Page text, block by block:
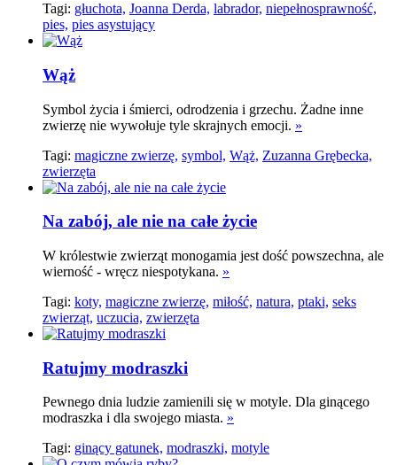
Tagi: głuchota, Joanna Derda, labrador, niepełnosprawność,
pies, pies asystujący
Wąż
Symbol życia i śmierci, odrodzenia i grzechu. Żadne inne
zwierzę nie wywołuje tyle skrajnych emocji. »
Tagi: magiczne zwierzę, symbol, Wąż, Zuzanna Grębecka,
zwierzęta
Na zabój, ale nie na całe życie
W królestwie zwierząt monogamia jest dość powszechna, ale
wierność - wręcz niespotykana. »
Tagi: koty, magiczne zwierzę, miłość, natura, ptaki, seks
zwierząt, uczucia, zwierzęta
Ratujmy modraszki
Pewnego dnia ludzie zamienili się w motyle. Dla ginącego
modraszka i dla swojego miasta. »
Tagi: ginący gatunek, modraszki, motyle